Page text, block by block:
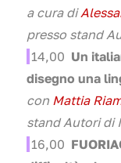
a cura di
presso stand
14,00 Un
disegno una
con Mattia
stand Autori di
16,00